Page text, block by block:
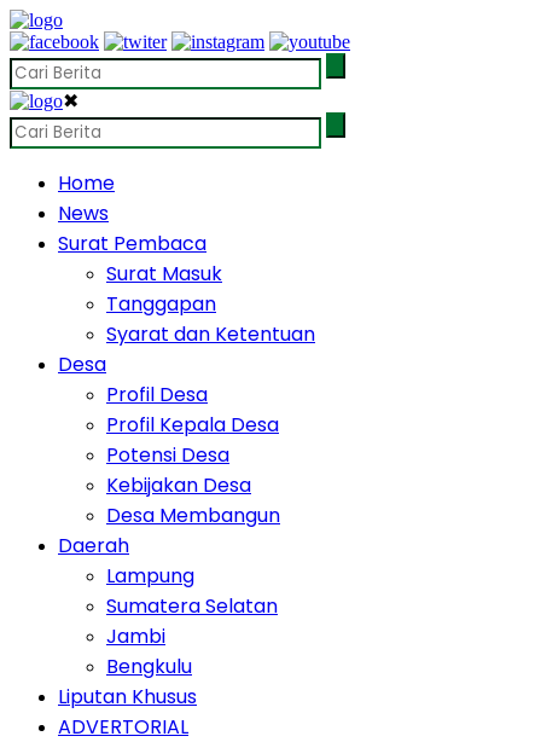
✖
Home
News
Surat Pembaca
Surat Masuk
Tanggapan
Syarat dan Ketentuan
Desa
Profil Desa
Profil Kepala Desa
Potensi Desa
Kebijakan Desa
Desa Membangun
Daerah
Lampung
Sumatera Selatan
Jambi
Bengkulu
Liputan Khusus
ADVERTORIAL